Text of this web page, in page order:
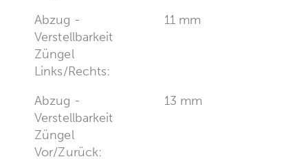
Abzug -
Verstellbarkeit
Züngel
Links/Rechts:
11 mm
Abzug -
Verstellbarkeit
Züngel
Vor/Zurück:
13 mm